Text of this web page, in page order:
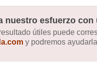
nuestro esfuerzo
útiles puede
y podremos